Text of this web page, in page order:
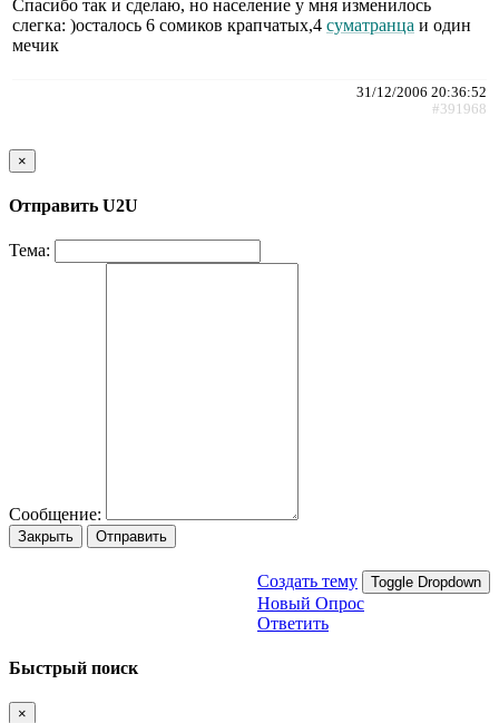
Спасибо так и сделаю, но население у мня изменилось
слегка: )осталось 6 сомиков крапчатых,4 суматранца и один
мечик
31/12/2006 20:36:52
#391968
×
Отправить U2U
Тема:
Сообщение:
Закрыть Отправить
Создать тему Toggle Dropdown
Новый Опрос
Ответить
Быстрый поиск
×